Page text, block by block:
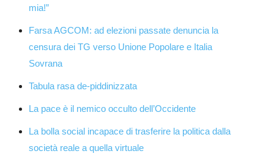
mia!”
Farsa AGCOM: ad elezioni passate denuncia la
censura dei TG verso Unione Popolare e Italia
Sovrana
Tabula rasa de-piddinizzata
La pace è il nemico occulto dell’Occidente
La bolla social incapace di trasferire la politica dalla
società reale a quella virtuale